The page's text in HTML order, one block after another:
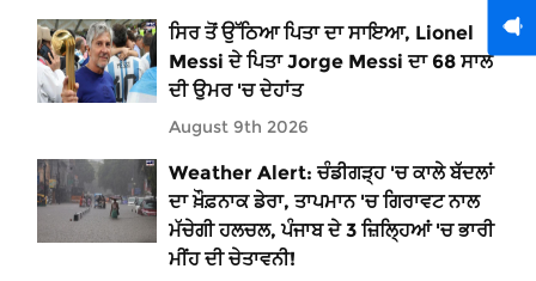
ਸਿਰ ਤੋਂ ਉੱਠਿਆ ਪਿਤਾ ਦਾ ਸਾਇਆ, Lionel
Messi ਦੇ ਪਿਤਾ Jorge Messi ਦਾ 68 ਸਾਲ
ਦੀ ਉਮਰ 'ਚ ਦੇਹਾਂਤ
August 9th 2026
Weather Alert: ਚੰਡੀਗੜ੍ਹ 'ਚ ਕਾਲੇ ਬੱਦਲਾਂ
ਦਾ ਖ਼ੌਫ਼ਨਾਕ ਡੇਰਾ, ਤਾਪਮਾਨ 'ਚ ਗਿਰਾਵਟ ਨਾਲ
ਮੱਚੇਗੀ ਹਲਚਲ, ਪੰਜਾਬ ਦੇ 3 ਜ਼ਿਲ੍ਹਿਆਂ 'ਚ ਭਾਰੀ
ਮੀਂਹ ਦੀ ਚੇਤਾਵਨੀ!